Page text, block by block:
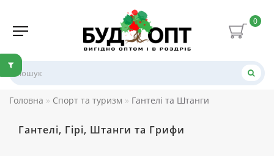
0
Головна Спорт та туризм Гантелі та Штанги
Гантелі, Гірі, Штанги та Грифи